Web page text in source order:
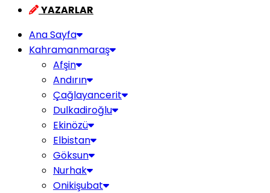
YAZARLAR
Ana Sayfa
Kahramanmaraş
Afşin
Andırın
Çağlayancerit
Dulkadiroğlu
Ekinözü
Elbistan
Göksun
Nurhak
Onikişubat